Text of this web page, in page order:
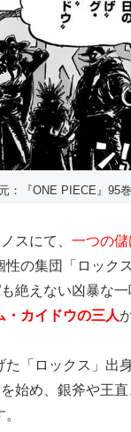
：『ONE PIECE』95
スにて、 一つの
性の集団「ロック
絶えない凶暴な一
・カイドウの三人
た「ロックス」出
始め、銀斧や王